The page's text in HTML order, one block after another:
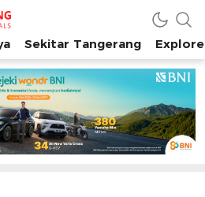
Tangerang Raya
Sekitar Tangerang